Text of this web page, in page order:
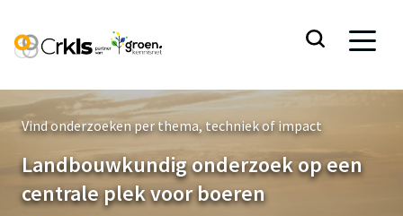
Vind onderzoeken per thema, techniek of impact
Landbouwkundig onderzoek op een
centrale plek voor boeren